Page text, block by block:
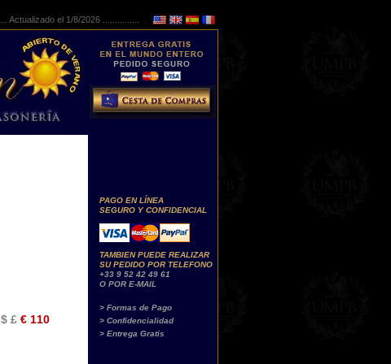
Actualizado el 1/8/2026 ...............
$ £ € 110
PAGO EN LÍNEA
SEGURO Y CONFIDENCIAL
TAMBIEN PUEDE REALIZAR
SU PEDIDO POR TELEFONO
+33 9 52 42 49 61
O POR E-MAIL
> Formas de Pago
> Confidencialidad
> Entrega Gratis